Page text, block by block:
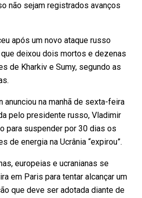
não sejam registrados avanços
após um novo ataque russo
que deixou dois mortos e dezenas
de Kharkiv e Sumy, segundo as
anunciou na manhã de sexta-feira
pelo presidente russo, Vladimir
para suspender por 30 dias os
de energia na Ucrânia “expirou”.
europeias e ucranianas se
em Paris para tentar alcançar um
que deve ser adotada diante de